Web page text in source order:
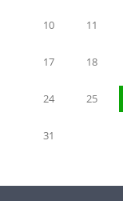
10 11
17 18
24 25
31